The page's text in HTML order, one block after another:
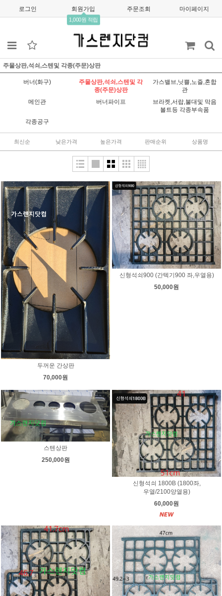
로그인 회원가입
1,000원 적립
주문조회 마이페이지
주물상판,석쇠,스텐및 각종(주문)상판
버너(화구)
주물상판,석쇠,스텐및 각
종(주문)상판
가스밸브,닛쁠,노즐,혼합
관
메인관
버너파이프
브라켓,서랍,불대및 막음
볼트등 각종부속품
각종공구
최신순 낮은가격 높은가격 판매순위 상품명
두꺼운 간상판
70,000원
신형석쇠900 (간텍기900 좌,우열용)
50,000원
스텐상판
250,000원
신형석쇠 1800B (1800좌,
우열/2100양열용)
60,000원